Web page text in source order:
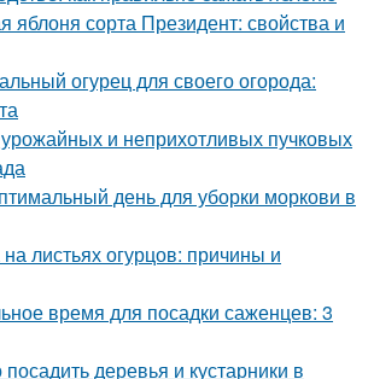
яблоня сорта Президент: свойства и
огурец для своего огорода:
и неприхотливых пучковых
день для уборки моркови в
листьях огурцов: причины и
время для посадки саженцев: 3
деревья и кустарники в